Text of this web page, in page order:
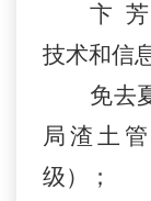
卞
技术和信
免去
局渣土
级）；